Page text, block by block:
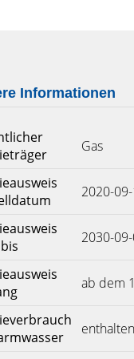
Informationen
Gas
2020-
2030-
ab dem
enthalten